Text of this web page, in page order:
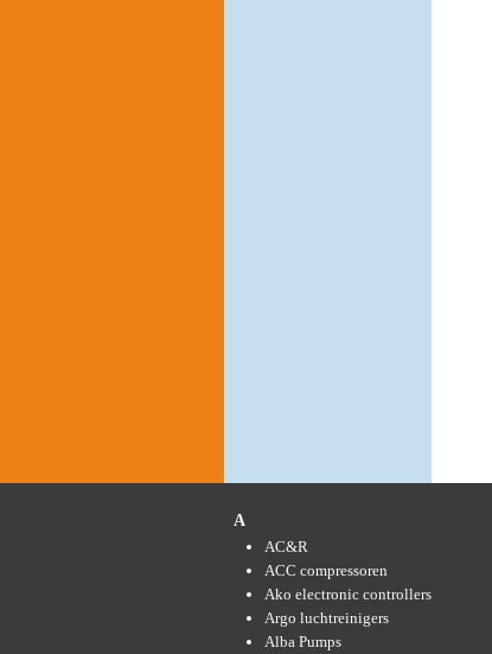
A
AC&R
ACC compressoren
Ako electronic controllers
Argo luchtreinigers
Alba Pumps